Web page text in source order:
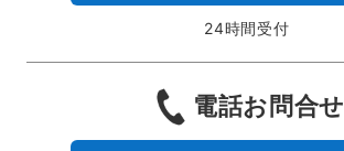
24時間受付
電話お問合せ